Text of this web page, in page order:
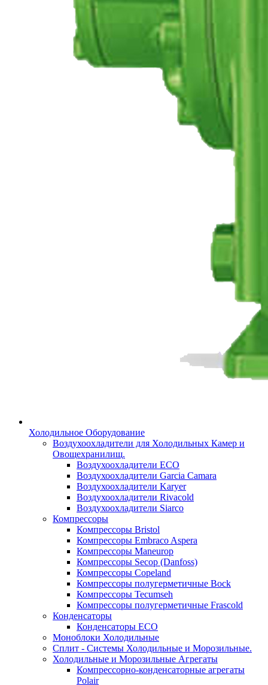
Холодильное Оборудование
Воздухоохладители для Холодильных Камер и
Овощехранилищ.
Воздухоохладители ECO
Воздухоохладители Garcia Camara
Воздухоохладители Karyer
Воздухоохладители Rivacold
Воздухоохладители Siarco
Компрессоры
Компрессоры Bristol
Компрессоры Embraco Aspera
Компрессоры Maneurop
Компрессоры Secop (Danfoss)
Компрессоры Copeland
Компрессоры полугерметичные Bock
Компрессоры Tecumseh
Компрессоры полугерметичные Frascold
Конденсаторы
Конденсаторы ECO
Моноблоки Холодильные
Сплит - Системы Холодильные и Морозильные.
Холодильные и Морозильные Агрегаты
Компрессорно-конденсаторные агрегаты
Polair